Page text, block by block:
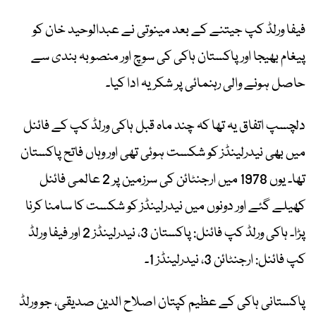
فیفا ورلڈ کپ جیتنے کے بعد مینوتی نے عبدالوحید خان کو
پیغام بھیجا اور پاکستان ہاکی کی سوچ اور منصوبہ بندی سے
حاصل ہونے والی رہنمائی پر شکریہ ادا کیا۔
دلچسپ اتفاق یہ تھا کہ چند ماہ قبل ہاکی ورلڈ کپ کے فائنل
میں بھی نیدرلینڈز کو شکست ہوئی تھی اور وہاں فاتح پاکستان
تھا۔ یوں 1978 میں ارجنٹائن کی سرزمین پر 2 عالمی فائنل
کھیلے گئے اور دونوں میں نیدرلینڈز کو شکست کا سامنا کرنا
پڑا۔ ہاکی ورلڈ کپ فائنل: پاکستان 3، نیدرلینڈز 2 اور فیفا ورلڈ
کپ فائنل: ارجنٹائن 3، نیدرلینڈز 1۔
پاکستانی ہاکی کے عظیم کپتان اصلاح الدین صدیقی، جو ورلڈ